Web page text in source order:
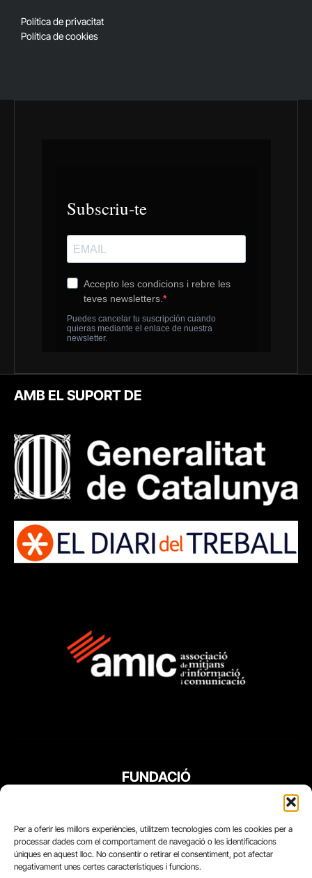
Per a oferir les millors experiències, utilitzem tecnologies com les cookies per a
processar dades com el comportament de navegació o les identificacions
úniques en aquest lloc. No consentir o retirar el consentiment, pot afectar
negativament unes certes característiques i funcions.
Política de privacitat
Política de cookies
AMB EL SUPORT DE
FUNDACIÓ